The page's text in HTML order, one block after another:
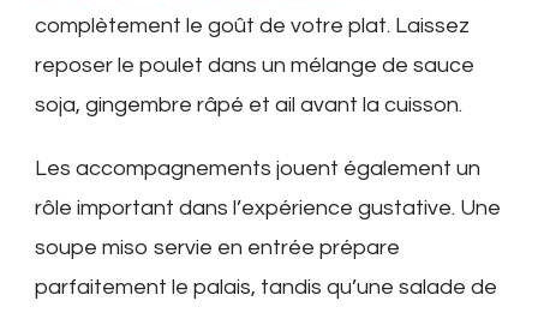
complètement le goût de votre plat. Laissez
reposer le poulet dans un mélange de sauce
soja, gingembre râpé et ail avant la cuisson.
Les accompagnements jouent également un
rôle important dans l’expérience gustative. Une
soupe miso servie en entrée prépare
parfaitement le palais, tandis qu’une salade de